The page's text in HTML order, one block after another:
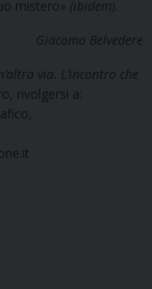
mistero» (ibidem).
Giacomo Belvedere
via. L’incontro che
rivolgersi a: